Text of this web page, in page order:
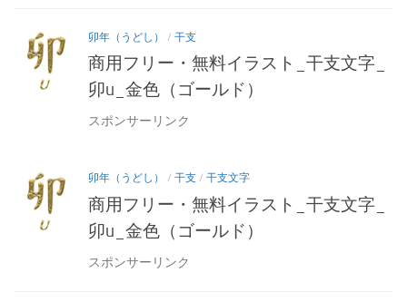
卯年（うどし） / 干支
商用フリー・無料イラスト_干支文字_
卯u_金色（ゴールド）
スポンサーリンク
卯年（うどし） / 干支 / 干支文字
商用フリー・無料イラスト_干支文字_
卯u_金色（ゴールド）
スポンサーリンク